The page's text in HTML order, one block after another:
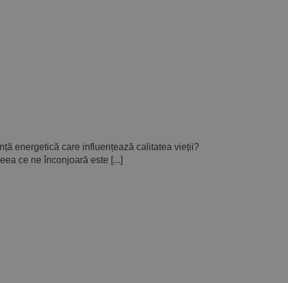
energetică care influențează calitatea vieții?
ce ne înconjoară este [...]